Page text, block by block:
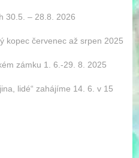
30.5. – 28.8. 2026
kopec červenec až srpen 2025
zámku 1. 6.-29. 8. 2025
lidé“ zahájíme 14. 6. v 15